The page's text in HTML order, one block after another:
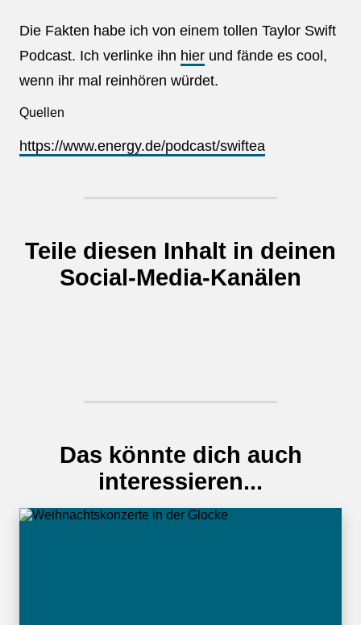
Die Fakten habe ich von einem tollen Taylor Swift
Podcast. Ich verlinke ihn hier und fände es cool,
wenn ihr mal reinhören würdet.
Quellen
https://www.energy.de/podcast/swiftea
Teile diesen Inhalt in deinen
Social-Media-Kanälen
Das könnte dich auch
interessieren...